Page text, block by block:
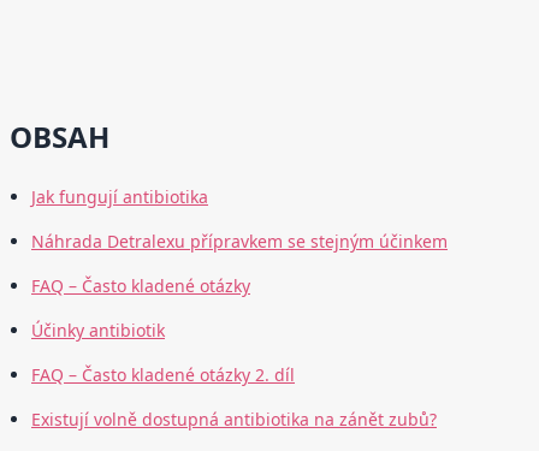
OBSAH
Jak fungují antibiotika
Náhrada Detralexu přípravkem se stejným účinkem
FAQ – Často kladené otázky
Účinky antibiotik
FAQ – Často kladené otázky 2. díl
Existují volně dostupná antibiotika na zánět zubů?